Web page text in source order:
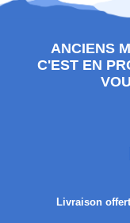
ANCIENS
C'EST EN
Livraison